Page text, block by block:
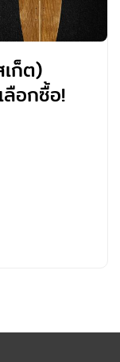
ก็ต)
อกซื้อ!